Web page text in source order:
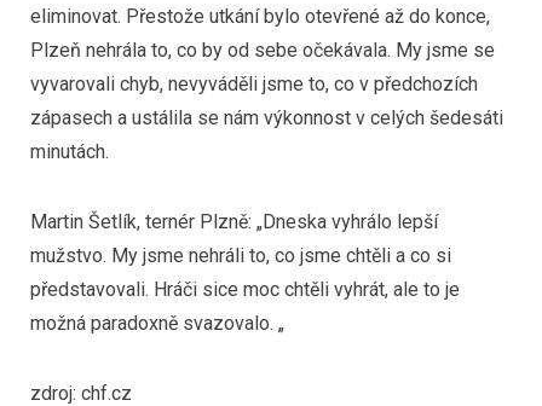
eliminovat. Přestože utkání bylo otevřené až do konce,
Plzeň nehrála to, co by od sebe očekávala. My jsme se
vyvarovali chyb, nevyváděli jsme to, co v předchozích
zápasech a ustálila se nám výkonnost v celých šedesáti
minutách.
Martin Šetlík, ternér Plzně: „Dneska vyhrálo lepší
mužstvo. My jsme nehráli to, co jsme chtěli a co si
představovali. Hráči sice moc chtěli vyhrát, ale to je
možná paradoxně svazovalo. „
zdroj: chf.cz